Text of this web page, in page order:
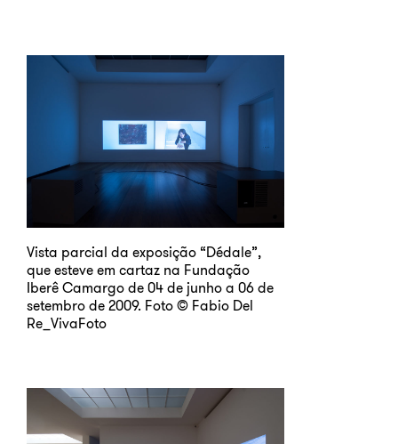
Vista parcial da exposição “Dédale”,
que esteve em cartaz na Fundação
Iberê Camargo de 04 de junho a 06 de
setembro de 2009. Foto © Fabio Del
Re_VivaFoto